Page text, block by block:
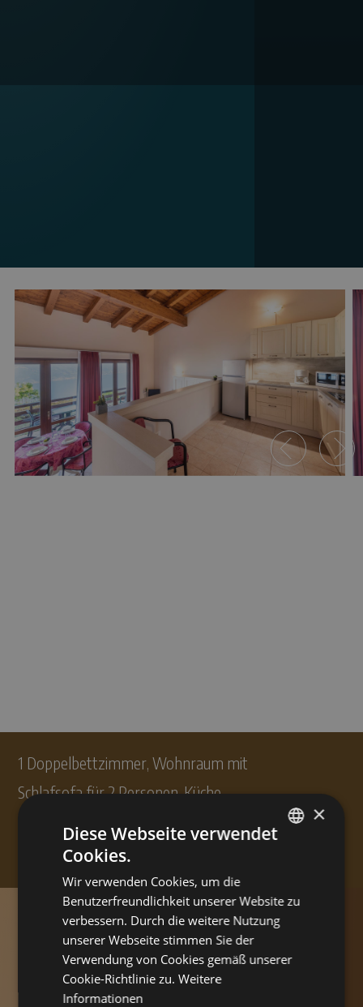
1 Doppelbettzimmer, Wohnraum mit
Schlafsofa für 2 Personen, Küche,
direktem Seeblick, Telefon, Sat-TV
Die Apartments sind mit Bettwäsche und
Handtüchern gegen einen obligatorischen
Aufpreis von Euro 15,00 pro Person
ausgestattet.
×
Diese Webseite verwendet
Cookies.
Wir verwenden Cookies, um die
Benutzerfreundlichkeit unserer Website zu
verbessern. Durch die weitere Nutzung
unserer Webseite stimmen Sie der
Verwendung von Cookies gemäß unserer
Cookie-Richtlinie zu. Weitere
Informationen